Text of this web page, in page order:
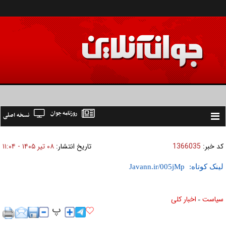
Toggle
نسخه اصلی روزنامه جوان
کد خبر: 1366035 تاریخ انتشار: ۰۸ تير ۱۴۰۵ - ۱۱:۰۴
لینک کوتاه:
سیاست » اخبار کلی